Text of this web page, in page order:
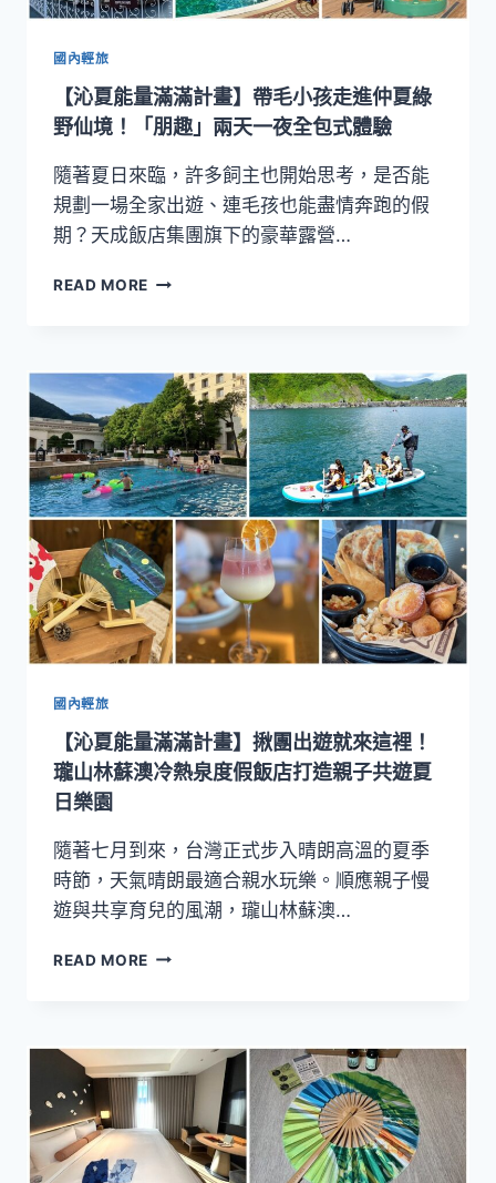
親
假
期
我
們
野
在
起》
然
探
索
之
旅
國內輕旅
【沁夏能量滿滿計畫】帶毛小孩走進仲夏綠
野仙境！「朋趣」兩天一夜全包式體驗
隨著夏日來臨，許多飼主也開始思考，是否能
規劃一場全家出遊、連毛孩也能盡情奔跑的假
期？天成飯店集團旗下的豪華露營…
READ MORE 【沁
滿
滿
計
畫】
帶
毛
小
孩
走
進
仲
夏
綠
「朋
趣」
一
夜
全
包
體
國內輕旅
【沁夏能量滿滿計畫】揪團出遊就來這裡！
瓏山林蘇澳冷熱泉度假飯店打造親子共遊夏
日樂園
隨著七月到來，台灣正式步入晴朗高溫的夏季
時節，天氣晴朗最適合親水玩樂。順應親子慢
遊與共享育兒的風潮，瓏山林蘇澳…
READ MORE 【沁
滿
滿
計
畫】
揪